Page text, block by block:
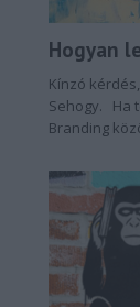
Hogyan
márkát
Kínzó
Sehogy. Ha tetszett a poszt, csatlakozz a Personal